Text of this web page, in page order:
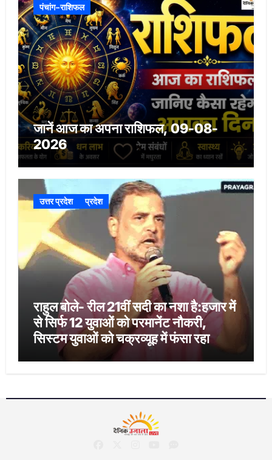
पंचांग-राशिफल
जानें आज का अपना राशिफल, 09-08-
2026
उत्तर प्रदेश प्रदेश
राहुल बोले- रील 21वीं सदी का नशा है:हजार में
से सिर्फ 12 युवाओं को परमानेंट नौकरी,
सिस्टम युवाओं को चक्रव्यूह में फंसा रहा